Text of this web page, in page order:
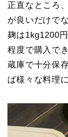
正直なところ
が良いだけで
麹は1kg1200
程度で購入で
蔵庫で十分保
ば様々な料理